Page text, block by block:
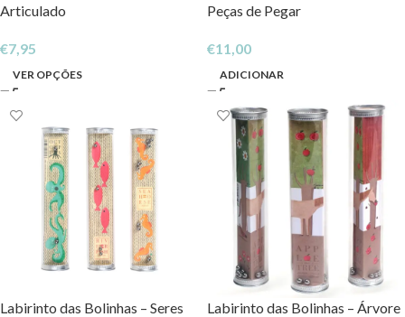
Articulado
€7,95
VER OPÇÕES
Peças de Pegar
€11,00
ADICIONAR
Labirinto das Bolinhas – Seres
Labirinto das Bolinhas – Árvore